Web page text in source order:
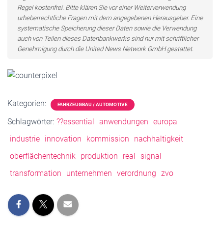
Regel kostenfrei. Bitte klären Sie vor einer Weiterverwendung
urheberrechtliche Fragen mit dem angegebenen Herausgeber. Eine
systematische Speicherung dieser Daten sowie die Verwendung
auch von Teilen dieses Datenbankwerks sind nur mit schriftlicher
Genehmigung durch die United News Network GmbH gestattet.
Kategorien: FAHRZEUGBAU / AUTOMOTIVE
Schlagwörter: ??essential anwendungen europa
industrie innovation kommission
nachhaltigkeit
oberflächentechnik produktion real
signal
transformation
unternehmen verordnung zvo